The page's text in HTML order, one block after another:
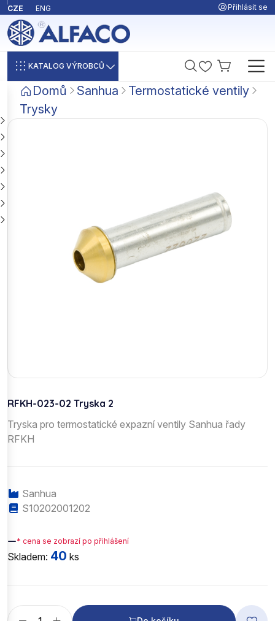
CZE ENG Přihlásit se
KATALOG VÝROBCŮ
Domů Sanhua
Termostatické ventily
Trysky
RFKH-023-02 Tryska 2
Tryska pro termostatické expazní ventily Sanhua řady
RFKH
Sanhua
S10202001202
—* cena se zobrazí po přihlášení
Skladem: 40 ks